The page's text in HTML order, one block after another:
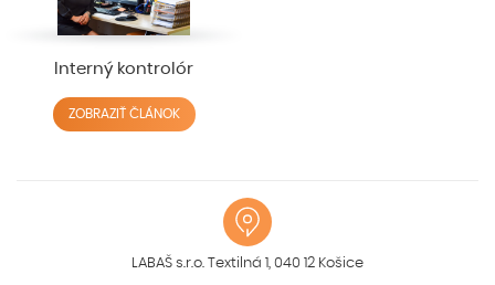
Interný kontrolór
ZOBRAZIŤ ČLÁNOK
LABAŠ s.r.o. Textilná 1, 040 12 Košice